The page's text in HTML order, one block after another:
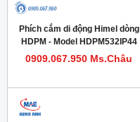
Phích cắm di động Himel dòng
HDPM - Model HDPM532IP44
0909.067.950 Ms.Châu